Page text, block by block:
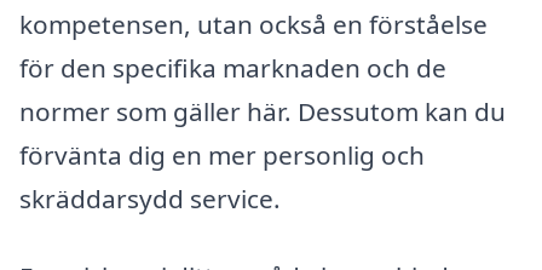
kompetensen, utan också en förståelse
för den specifika marknaden och de
normer som gäller här. Dessutom kan du
förvänta dig en mer personlig och
skräddarsydd service.